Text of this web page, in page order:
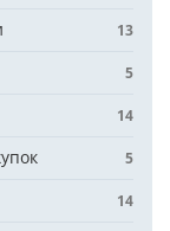
13
5
14
5
14